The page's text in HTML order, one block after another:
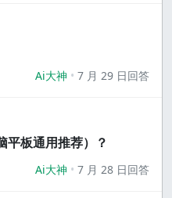
Ai大神 7 月 29 日回答
平板通用推荐）？
Ai大神 7 月 28 日回答